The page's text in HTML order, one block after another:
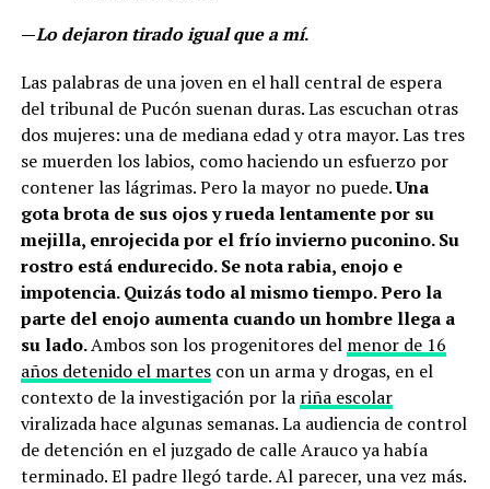
—Lo dejaron tirado igual que a mí.
Las palabras de una joven en el hall central de espera
del tribunal de Pucón suenan duras. Las escuchan otras
dos mujeres: una de mediana edad y otra mayor. Las tres
se muerden los labios, como haciendo un esfuerzo por
contener las lágrimas. Pero la mayor no puede.Una
gota brota de sus ojos y rueda lentamente por su
mejilla, enrojecida por el frío invierno puconino. Su
rostro está endurecido. Se nota rabia, enojo e
impotencia. Quizás todo al mismo tiempo. Pero la
parte del enojo aumenta cuando un hombre llega a
su lado.Ambos son los progenitores del menor de 16
años detenido el martescon un arma y drogas, en el
contexto de la investigación por la riña escolar
viralizada hace algunas semanas. La audiencia de control
de detención en el juzgado de calle Arauco ya había
terminado. El padre llegó tarde. Al parecer, una vez más.